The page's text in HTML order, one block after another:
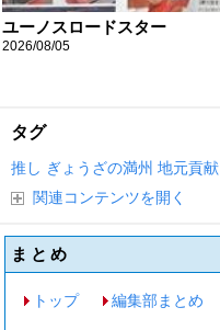
ユーノスロードスター
2026/08/05
タグ
推し ぎょうざの満州 地元貢献
関連コンテンツを開く
まとめ
トップ 編集部まとめ